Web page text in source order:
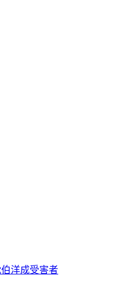
：爸爸I Love You